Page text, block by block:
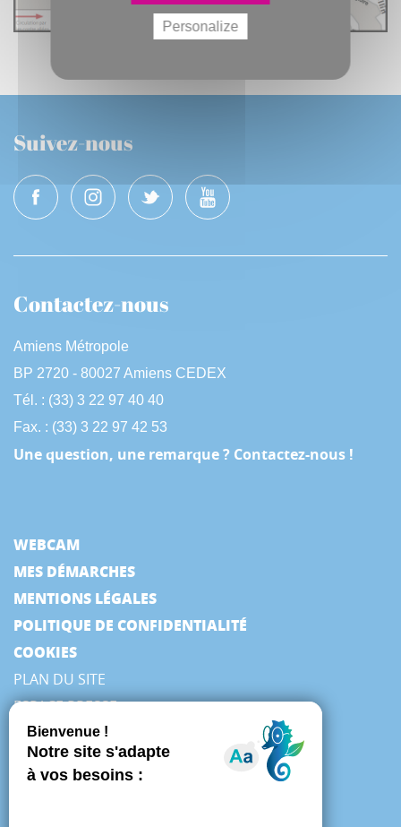
Suivez-nous
Contactez-nous
Amiens Métropole
BP 2720 - 80027 Amiens CEDEX
Tél. : (33) 3 22 97 40 40
Fax. : (33) 3 22 97 42 53
Une question, une remarque ? Contactez-nous !
WEBCAM
MES DÉMARCHES
MENTIONS LÉGALES
POLITIQUE DE CONFIDENTIALITÉ
COOKIES
PLAN DU SITE
ESPACE PRESSE
Personalize